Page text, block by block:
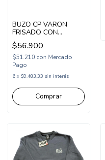
BUZO CP VARON
FRISADO CON
CAPUCHA ESTAMPA
14 SETTING
(CP265103)
$56.900
$51.210 con Mercado
Pago
6 x $9.483,33 sin interés
Comprar